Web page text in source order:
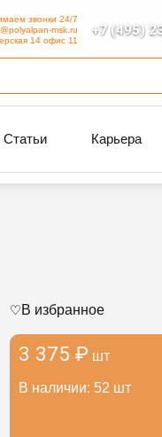
+7 (495)
звонки 24/7
msk.ru
14 офис 11
Статьи Карьера
3 375 ₽ шт
В наличии: 52 шт
В избранное